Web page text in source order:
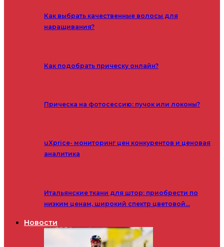
Как выбрать качественные волосы для
наращивания?
Как подобрать прическу онлайн?
Прическа на фотосессию: пучок или локоны?
uXprice- мониторинг цен конкурентов и ценовая
аналитика
Итальянские ткани для штор: приобрести по
низким ценам, широкий спектр цветовой…
Новости